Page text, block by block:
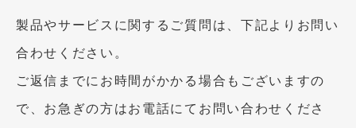
製品やサービスに関するご質問は、下記よりお問い
合わせください。
ご返信までにお時間がかかる場合もございますの
で、お急ぎの方はお電話にてお問い合わせくださ